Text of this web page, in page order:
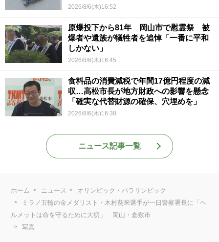
2026/8/6(木)16:52
原爆投下から81年 岡山市で慰霊祭 被
爆者や遺族が犠牲者を追悼「一番に平和
しかない」
2026/8/6(木)16:45
食料品の消費減税で年間17億円程度の減
収…高松市長が地方財政への影響を懸念
「確実な代替財源の確保、穴埋めを」
2026/8/6(木)16:38
ニュース記事一覧
ホーム ニュース
オリンピック・パラリンピック
ミラノ五輪の金メダリスト・木村葵来選手が一日警察署長に「ヘ
ルメットは命を守るために大切」 岡山・倉敷市
写真